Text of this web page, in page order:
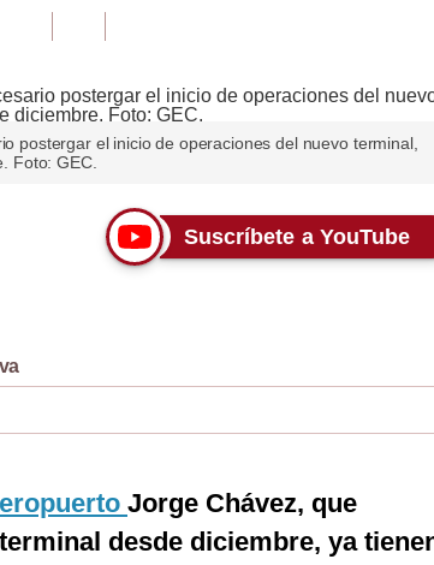
postergar el inicio de operaciones del nuevo terminal,
Foto: GEC.
Suscríbete a YouTube
Jorge Chávez, que
desde diciembre, ya